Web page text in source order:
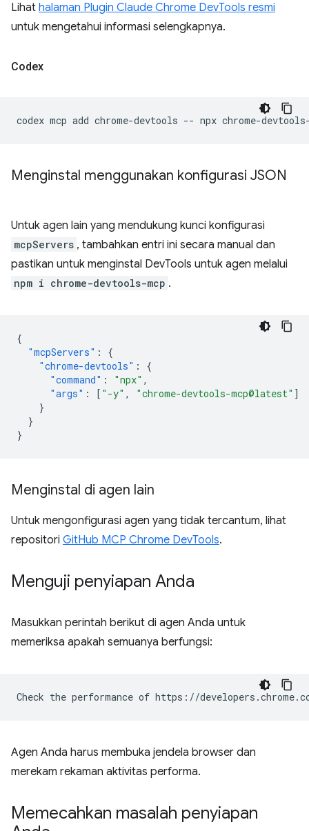
Lihat halaman Plugin Claude Chrome DevTools resmi
untuk mengetahui informasi selengkapnya.
Codex
codex mcp add chrome-devtools -- npx
Menginstal menggunakan konfigurasi JSON
Untuk agen lain yang mendukung kunci konfigurasi
mcpServers , tambahkan entri ini secara manual dan
pastikan untuk menginstal DevTools untuk agen melalui
npm i chrome-devtools-mcp .
{
"mcpServers" :
{
"chrome-devtools" :
{
"command" : "npx" ,
"args" : [ "-y" , "chrome-devtools-mcp@latest" ]
}
}
}
Menginstal di agen lain
Untuk mengonfigurasi agen yang tidak tercantum, lihat
repositori GitHub MCP Chrome DevTools.
Menguji penyiapan Anda
Masukkan perintah berikut di agen Anda untuk
memeriksa apakah semuanya berfungsi:
Agen Anda harus membuka jendela browser dan
merekam rekaman aktivitas performa.
Memecahkan masalah penyiapan